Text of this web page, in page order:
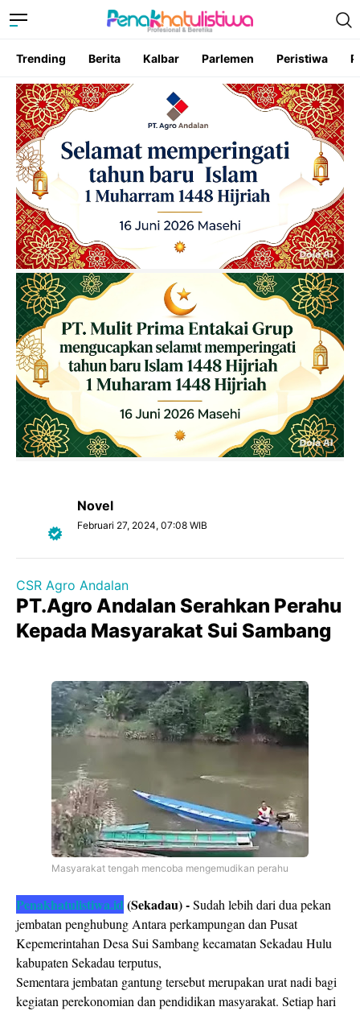
Trending Berita Kalbar Parlemen Peristiwa
Novel
Februari 27, 2024, 07:08 WIB
CSR Agro Andalan
PT.Agro Andalan Serahkan Perahu
Kepada Masyarakat Sui Sambang
Masyarakat tengah mencoba mengemudikan perahu
Penakhatulistiwa.id (Sekadau) -Sudah lebih dari dua pekan
jembatan penghubung Antara perkampungan dan Pusat
Kepemerintahan Desa Sui Sambang kecamatan Sekadau Hulu
kabupaten Sekadau terputus,
Sementara jembatan gantung tersebut merupakan urat nadi bagi
kegiatan perekonomian dan pendidikan masyarakat. Setiap hari